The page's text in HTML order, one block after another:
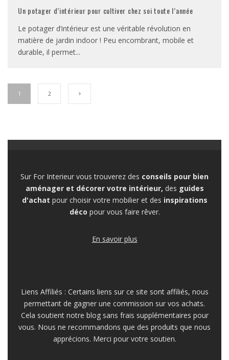
Un potager d’intérieur pour cultiver chez soi toute l’année
Le potager d’intérieur est une véritable révolution en
matière de jardin indoor ! Peu encombrant, mobile et
durable, il permet...
1 2
Sur For Interieur vous trouverez des conseils pour bien
aménager et décorer votre intérieur, des guides
d'achat pour choisir votre mobilier et des inspirations
déco pour vous faire rêver.
En savoir plus
Liens Affiliés : Certains liens sur ce site sont affiliés, nous
permettant de gagner une commission sur vos achats.
Cela soutient notre blog sans frais supplémentaires pour
vous. Nous ne recommandons que des produits que nous
apprécions. Merci pour votre soutien.